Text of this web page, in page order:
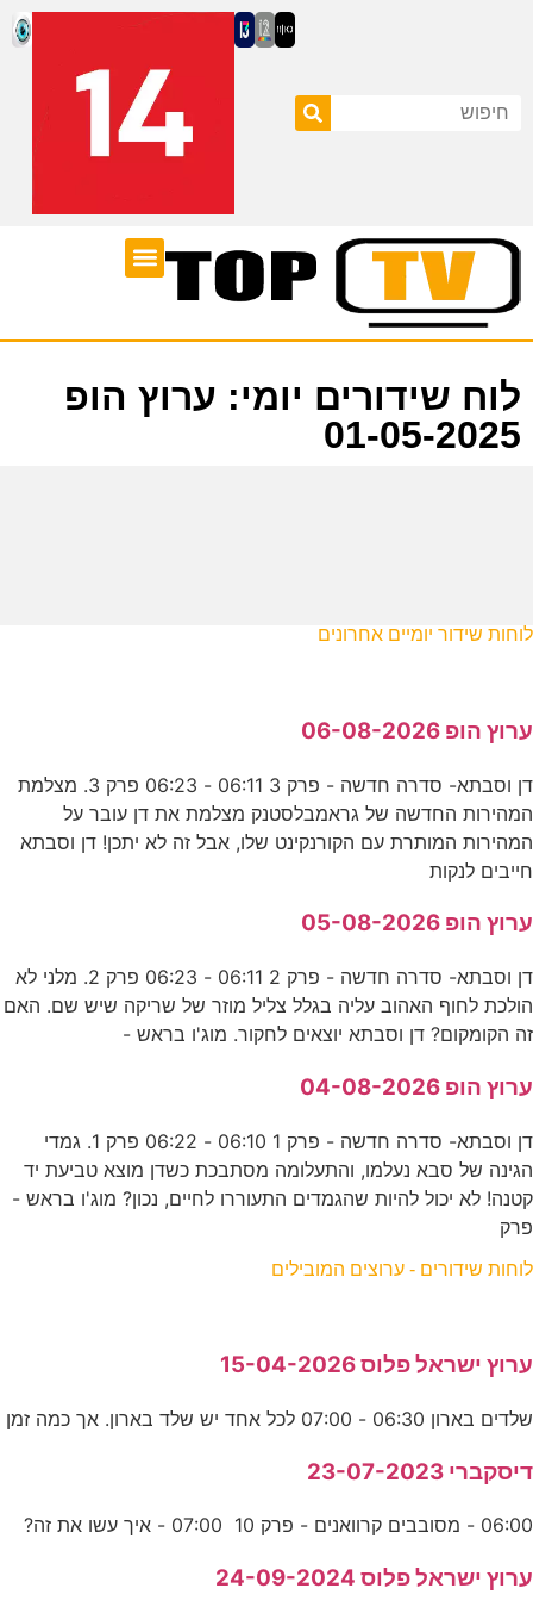
לוח שידורים יומי: ערוץ הופ
01-05-2025
לוחות שידור יומיים אחרונים
ערוץ הופ 06-08-2026
דן וסבתא- סדרה חדשה - פרק 3 06:11 - 06:23 פרק 3. מצלמת
המהירות החדשה של גראמבלסטנק מצלמת את דן עובר על
המהירות המותרת עם הקורנקינט שלו, אבל זה לא יתכן! דן וסבתא
חייבים לנקות
ערוץ הופ 05-08-2026
דן וסבתא- סדרה חדשה - פרק 2 06:11 - 06:23 פרק 2. מלני לא
הולכת לחוף האהוב עליה בגלל צליל מוזר של שריקה שיש שם. האם
זה הקומקום? דן וסבתא יוצאים לחקור. מוג'ו בראש -
ערוץ הופ 04-08-2026
דן וסבתא- סדרה חדשה - פרק 1 06:10 - 06:22 פרק 1. גמדי
הגינה של סבא נעלמו, והתעלומה מסתבכת כשדן מוצא טביעת יד
קטנה! לא יכול להיות שהגמדים התעוררו לחיים, נכון? מוג'ו בראש -
פרק
לוחות שידורים - ערוצים המובילים
ערוץ ישראל פלוס 15-04-2026
שלדים בארון 06:30 - 07:00 לכל אחד יש שלד בארון. אך כמה זמן
דיסקברי 23-07-2023
06:00 - מסובבים קרוואנים - פרק 10 07:00 - איך עשו את זה?
ערוץ ישראל פלוס 24-09-2024